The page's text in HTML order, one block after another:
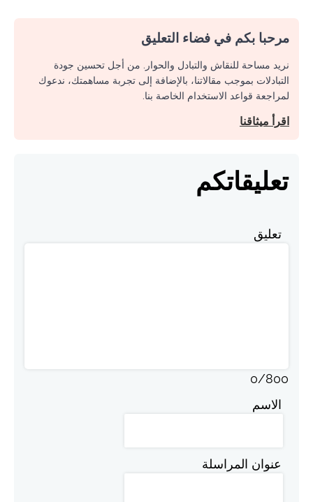
مرحبا بكم في فضاء التعليق
نريد مساحة للنقاش والتبادل والحوار. من أجل تحسين جودة
التبادلات بموجب مقالاتنا، بالإضافة إلى تجربة مساهمتك، ندعوك
لمراجعة قواعد الاستخدام الخاصة بنا.
اقرأ ميثاقنا
تعليقاتكم
تعليق
0/800
الاسم
عنوان المراسلة